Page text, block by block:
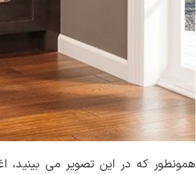
همونطور که در این تصویر می بینید،